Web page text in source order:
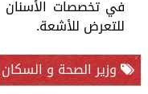
في تخصصات الأسنان
للتعرض للأشعة.
وزير الصحة و السكان